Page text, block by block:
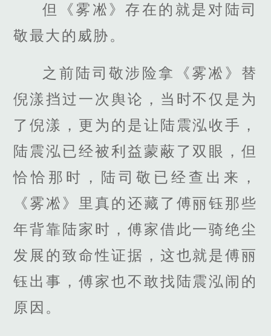
但《雾凇》存在的就是对陆司
敬最大的威胁。
之前陆司敬涉险拿《雾凇》替
倪漾挡过一次舆论，当时不仅是为
了倪漾，更为的是让陆震泓收手，
陆震泓已经被利益蒙蔽了双眼，但
恰恰那时，陆司敬已经查出来，
《雾凇》里真的还藏了傅丽钰那些
年背靠陆家时，傅家借此一骑绝尘
发展的致命性证据，这也就是傅丽
钰出事，傅家也不敢找陆震泓闹的
原因。